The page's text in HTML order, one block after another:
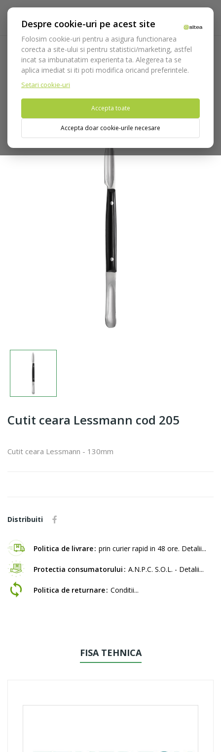
Despre cookie-uri pe acest site
Folosim cookie-uri pentru a asigura functionarea
corecta a site-ului si pentru statistici/marketing, astfel
incat sa imbunatatim experienta ta. Alegerea ta se
aplica imediat si iti poti modifica oricand preferintele.
Setari cookie-uri
Accepta toate
Accepta doar cookie-urile necesare
Acasa Laborator Instrumentar laborator
Cutit ceara
Cutit ceara Lessmann cod 205
Nu puteti plasa comenzi din tara din care accesati website-ul
Cutit ceara Lessmann cod 205
Cutit ceara Lessmann - 130mm
Distribuiti
Politica de livrare prin curier rapid in 48 ore. Detalii...
Protectia consumatorului A.N.P.C. S.O.L. - Detalii...
Politica de returnare Conditii...
FISA TEHNICA